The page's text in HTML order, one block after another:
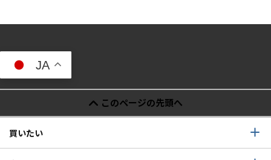
JA
このページの先頭へ
買いたい